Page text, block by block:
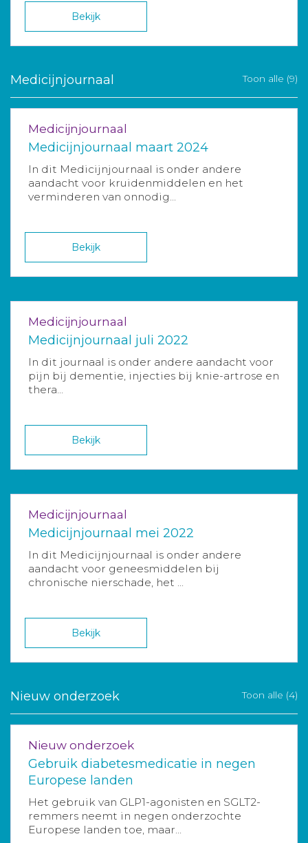
Bekijk
Medicijnjournaal Toon alle (9)
Medicijnjournaal
Medicijnjournaal maart 2024
In dit Medicijnjournaal is onder andere
aandacht voor kruidenmiddelen en het
verminderen van onnodig...
Bekijk
Medicijnjournaal
Medicijnjournaal juli 2022
In dit journaal is onder andere aandacht voor
pijn bij dementie, injecties bij knie-artrose en
thera...
Bekijk
Medicijnjournaal
Medicijnjournaal mei 2022
In dit Medicijnjournaal is onder andere
aandacht voor geneesmiddelen bij
chronische nierschade, het ...
Bekijk
Nieuw onderzoek Toon alle (4)
Nieuw onderzoek
Gebruik diabetesmedicatie in negen
Europese landen
Het gebruik van GLP1-agonisten en SGLT2-
remmers neemt in negen onderzochte
Europese landen toe, maar...